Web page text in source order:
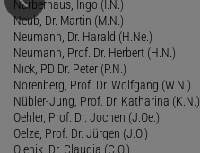
Narberhaus, Ingo (I.N.)
Neub, Dr. Martin (M.N.)
Neumann, Dr. Harald (H.Ne.)
Neumann, Prof. Dr. Herbert (H.N.)
Nick, PD Dr. Peter (P.N.)
Nörenberg, Prof. Dr. Wolfgang (W.N.)
Nübler-Jung, Prof. Dr. Katharina (K.N.)
Oehler, Prof. Dr. Jochen (J.Oe.)
Oelze, Prof. Dr. Jürgen (J.O.)
Olenik, Dr. Claudia (C.O.)